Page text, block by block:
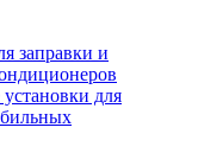
заправки и
для